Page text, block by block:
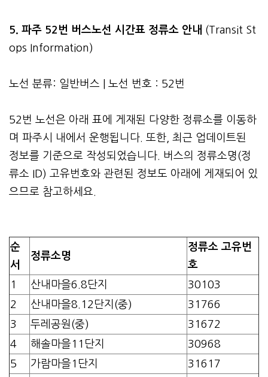
5. 파주 52번 버스노선 시간표 정류소 안내 (Transit St
ops Information)
노선 분류: 일반버스 | 노선 번호 : 52번
52번 노선은 아래 표에 게재된 다양한 정류소를 이동하
며 파주시 내에서 운행됩니다. 또한, 최근 업데이트된
정보를 기준으로 작성되었습니다. 버스의 정류소명(정
류소 ID) 고유번호와 관련된 정보도 아래에 게재되어 있
으므로 참고하세요.
순
서
정류소명
정류소 고유번
호
1
산내마을6.8단지
30103
2
산내마을8.12단지(중)
31766
3
두레공원(중)
31672
4
해솔마을11단지
30968
5
가람마을1단지
31617